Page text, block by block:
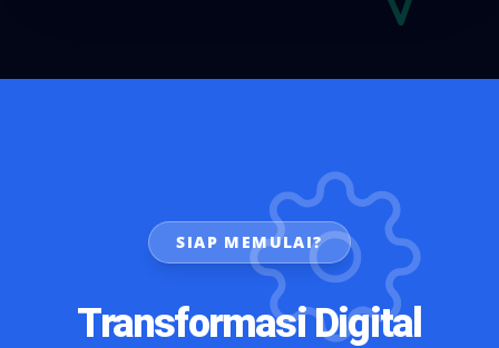
SIAP MEMULAI?
Transformasi Digital